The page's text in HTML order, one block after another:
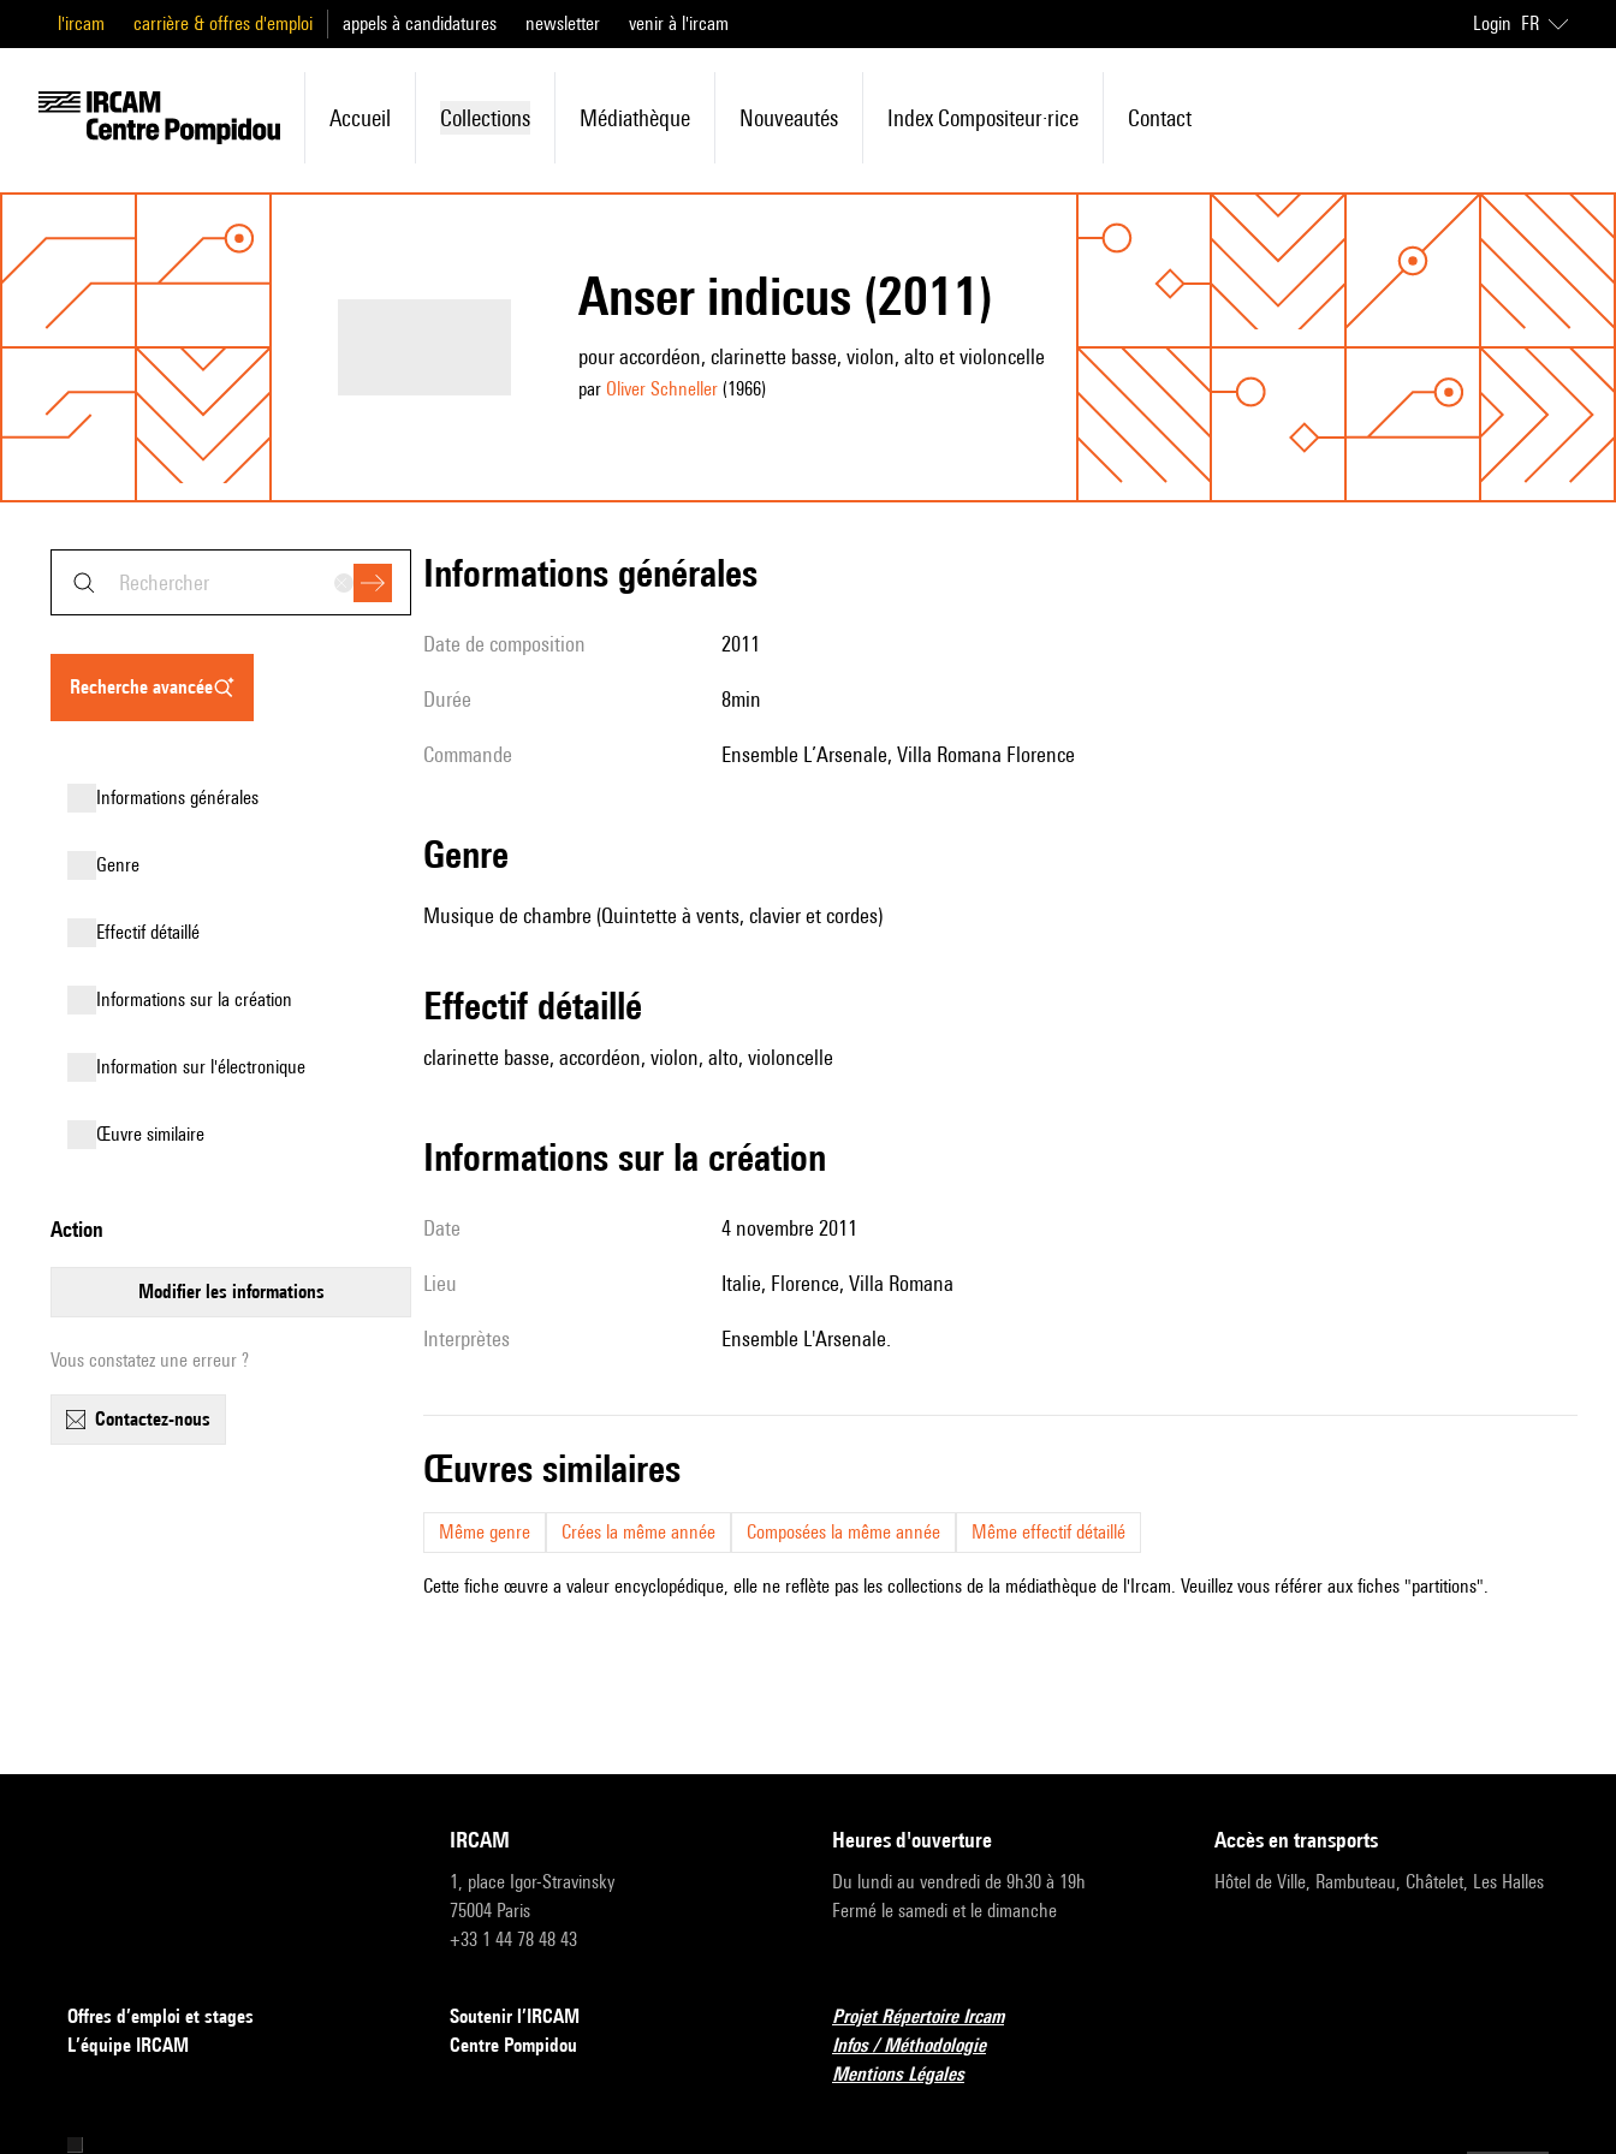
l'ircam carrière & offres d'emploi appels à candidatures newsletter venir à l'ircam Login FR
Accueil Collections Médiathèque Nouveautés Index Compositeur·rice Contact
Anser indicus (2011)
pour accordéon, clarinette basse, violon, alto et violoncelle
par Oliver Schneller(1966)
recherche avancée
informations générales
genre
effectif détaillé
informations sur la création
Information sur l'électronique
œuvre similaire
action
modifier les informations
Vous constatez une erreur ?
contactez-nous
informations générales
date de composition 2011
durée 8min
Commande Ensemble L’Arsenale, Villa Romana Florence
genre
Musique de chambre (Quintette à vents, clavier et cordes)
effectif détaillé
clarinette basse, accordéon, violon, alto, violoncelle
informations sur la création
date 4 novembre 2011
lieu Italie, Florence, Villa Romana
interprètes Ensemble L'Arsenale.
œuvres similaires
Même genre Crées la même année Composées la même année Même effectif détaillé
Cette fiche œuvre a valeur encyclopédique, elle ne reflète pas les collections de la médiathèque de l'Ircam. Veuillez vous référer aux fiches "partitions".
IRCAM
1, place Igor-Stravinsky
75004 Paris
+33 1 44 78 48 43
heures d'ouverture
Du lundi au vendredi de 9h30 à 19h
Fermé le samedi et le dimanche
accès en transports
Hôtel de Ville, Rambuteau, Châtelet, Les Halles
Offres d’emploi et stages
L’équipe IRCAM
Soutenir l’IRCAM
Centre Pompidou
Projet Répertoire Ircam
Infos / Méthodologie
Mentions Légales